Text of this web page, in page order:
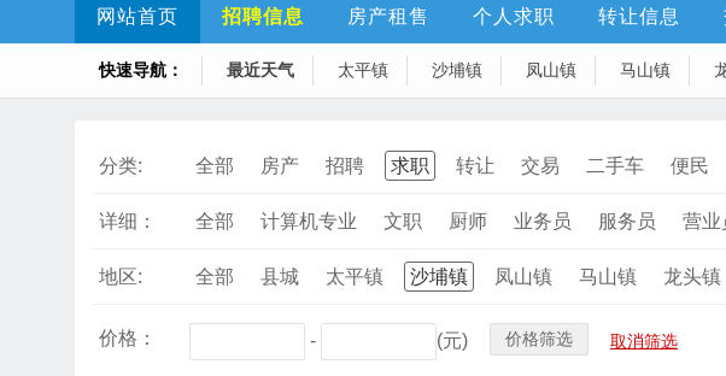
网站首页 招聘信息 房产租售 个人求职 转让信息
快速导航： 最近天气 太平镇 沙埔镇 凤山镇 马山镇
分类: 全部 房产 招聘 求职 转让 交易 二手车 便民
详细： 全部 计算机专业 文职 厨师 业务员 服务员 营业
地区: 全部 县城 太平镇 沙埔镇 凤山镇 马山镇 龙头镇
价格： - (元) 价格筛选 取消筛选